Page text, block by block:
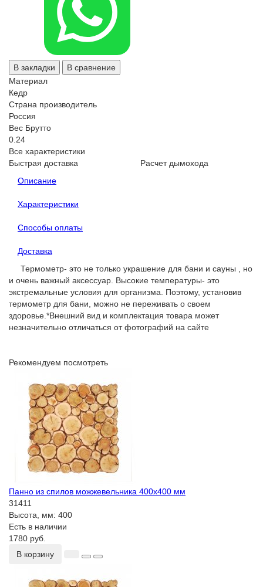
В закладки
В сравнение
Материал
Кедр
Страна производитель
Россия
Вес Брутто
0.24
Все характеристики
Быстрая доставка
Расчет дымохода
Описание
Характеристики
Способы оплаты
Доставка
Термометр- это не только украшение для бани и сауны , но
и очень важный аксессуар. Высокие температуры- это
экстремальные условия для организма. Поэтому, установив
термометр для бани, можно не переживать о своем
здоровье.*Внешний вид и комплектация товара может
незначительно отличаться от фотографий на сайте
Рекомендуем посмотреть
Панно из спилов можжевельника 400х400 мм
31411
Высота, мм: 400
Есть в наличии
1780 руб.
В корзину